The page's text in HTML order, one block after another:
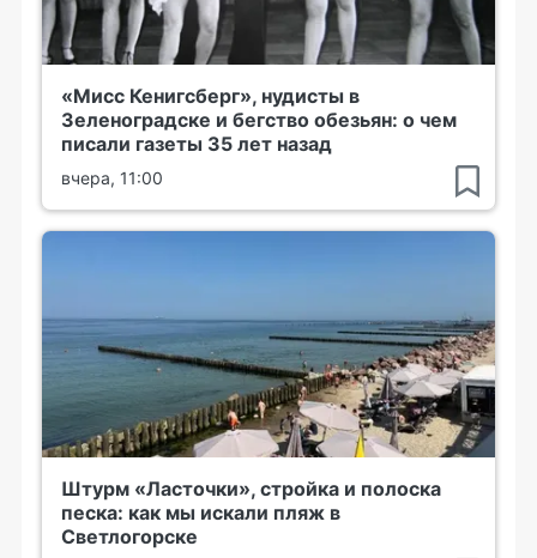
«Мисс Кенигсберг», нудисты в
Зеленоградске и бегство обезьян: о чем
писали газеты 35 лет назад
вчера, 11:00
Штурм «Ласточки», стройка и полоска
песка: как мы искали пляж в
Светлогорске